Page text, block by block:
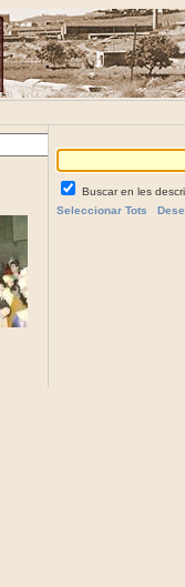
Buscar en les
Seleccionar Tots